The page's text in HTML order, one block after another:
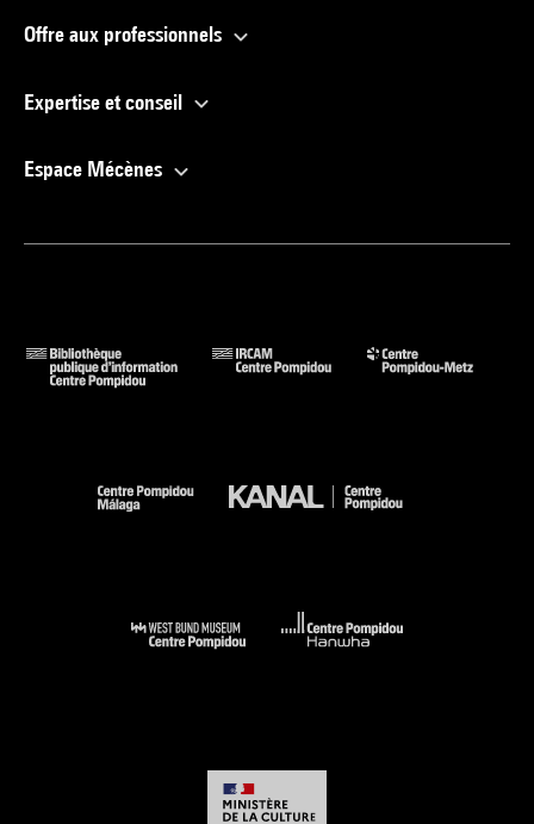
Offre aux professionnels
Expertise et conseil
Espace Mécènes